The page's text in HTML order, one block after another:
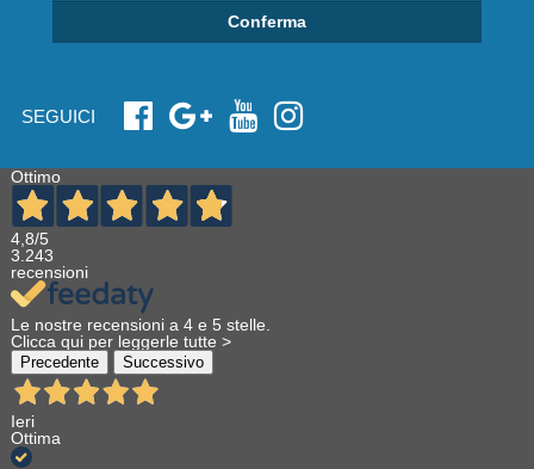
Conferma
SEGUICI
Ottimo
4,8/5
3.243
recensioni
Le nostre recensioni a 4 e 5 stelle.
Clicca qui per leggerle tutte >
Precedente Successivo
Ieri
Ottima